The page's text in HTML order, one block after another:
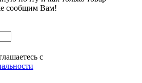
сообщим Вам!
с